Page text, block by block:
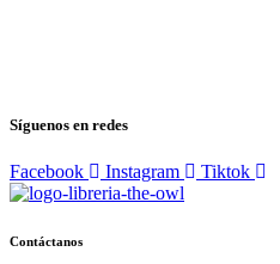
Síguenos en redes
Facebook Instagram Tiktok
Contáctanos